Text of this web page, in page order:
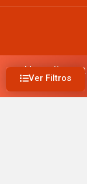
Ver Filtros
mueblesrusticos.co
reservados